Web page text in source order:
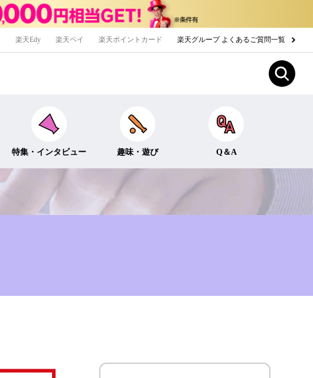
楽天Edy 楽天ペイ 楽天ポイントカード 楽天グループ よくあるご質問一覧
特集・インタビュー 趣味・遊び Q＆A